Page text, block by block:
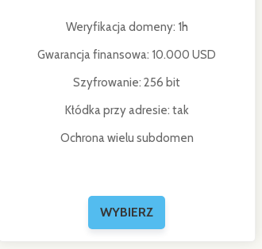
Weryfikacja domeny: 1h
Gwarancja finansowa: 10.000 USD
Szyfrowanie: 256 bit
Kłódka przy adresie: tak
Ochrona wielu subdomen